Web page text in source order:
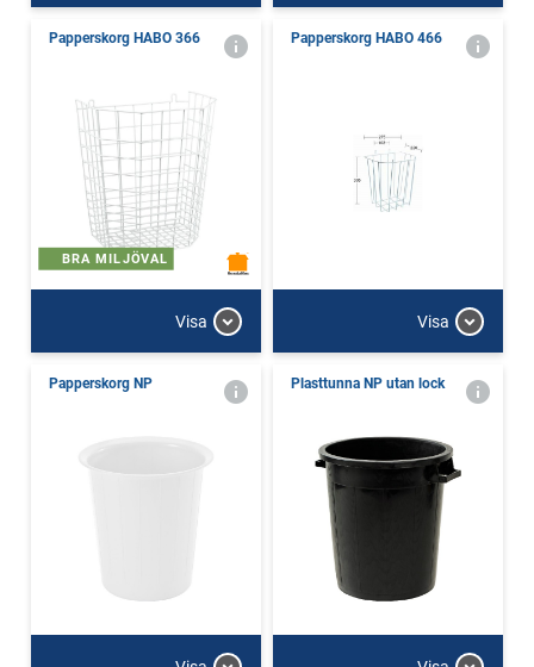
Papperskorg HABO 366
BRA MILJÖVAL
Visa
Papperskorg HABO 466
Visa
Papperskorg NP Plasttunna NP utan lock